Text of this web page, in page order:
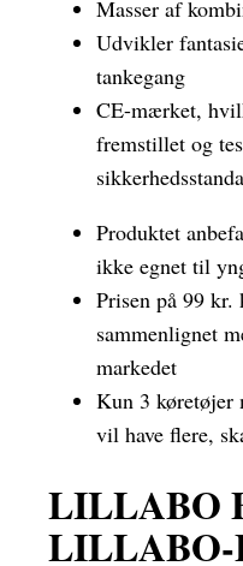
Masser af
Udvikler
tankegang
CE-mærket,
fremstillet og
Produktet
ikke egnet til
Prisen på 99
sammenlignet
markedet
Kun 3 køretøjer
vil have flere,
LILLABO
LILLABO-